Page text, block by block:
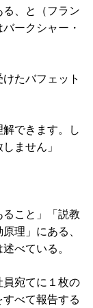
、と（フラン
ークシャー・
たバフェット
できます。し
ません」
こと」「説教
理」にある、
べている。
宛てに１枚の
べて報告する